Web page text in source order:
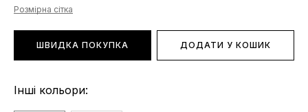
Розмірна сітка
ШВИДКА ПОКУПКА ДОДАТИ У КОШИК
Інші кольори: